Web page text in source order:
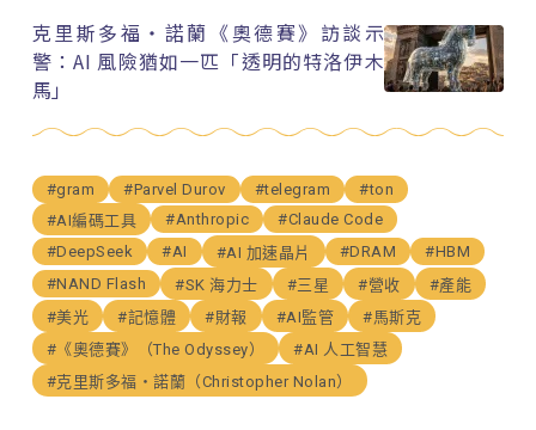
克里斯多福・諾蘭《奧德賽》訪談示
警：AI 風險猶如一匹「透明的特洛伊木
馬」
#gram #Parvel Durov #telegram
#ton
#AI編碼工具
#Anthropic
#Claude Code
#DeepSeek
#AI #AI 加速晶片 #DRAM
#HBM
#NAND Flash
#SK 海力士 #三星 #營收
#產能
#美光
#記憶體 #財報 #AI監管
#馬斯克
#《奧德賽》（The Odyssey）
#AI 人工智慧
#克里斯多福・諾蘭（Christopher Nolan）